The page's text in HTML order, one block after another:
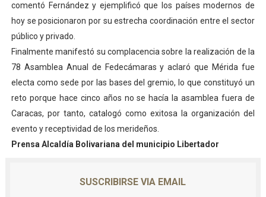
comentó Fernández y ejemplificó que los países modernos de
hoy se posicionaron por su estrecha coordinación entre el sector
público y privado.
Finalmente manifestó su complacencia sobre la realización de la
78 Asamblea Anual de Fedecámaras y aclaró que Mérida fue
electa como sede por las bases del gremio, lo que constituyó un
reto porque hace cinco años no se hacía la asamblea fuera de
Caracas, por tanto, catalogó como exitosa la organización del
evento y receptividad de los merideños.
Prensa Alcaldía Bolivariana del municipio Libertador
SUSCRIBIRSE VIA EMAIL